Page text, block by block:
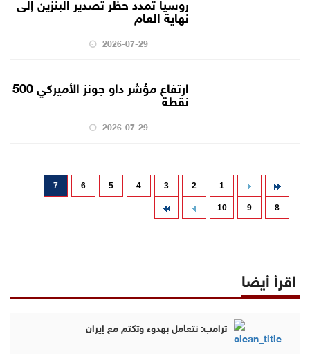
نهاية العام
2026-07-29
ارتفاع مؤشر داو جونز الأميركي 500
نقطة
2026-07-29
1
2
3
4
5
6
7
8
9
10
اقرأ أيضا
ترامب: نتعامل بهدوء وتكتم مع إيران